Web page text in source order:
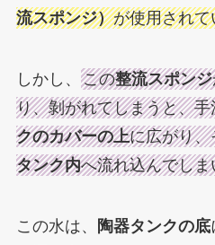
流スポンジ）が使用されて
しかし、 この整流スポンジ
り、剝がれてしまうと、
クのカバーの上に広がり
タンク内へ流れ込んでしま
この水は、 陶器タンクの底